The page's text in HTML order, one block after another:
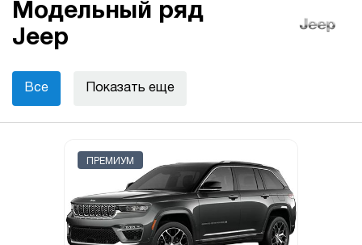
Модельный ряд
Jeep
Все Показать еще
ПРЕМИУМ